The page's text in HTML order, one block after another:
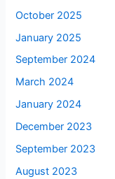
October 2025
January 2025
September 2024
March 2024
January 2024
December 2023
September 2023
August 2023